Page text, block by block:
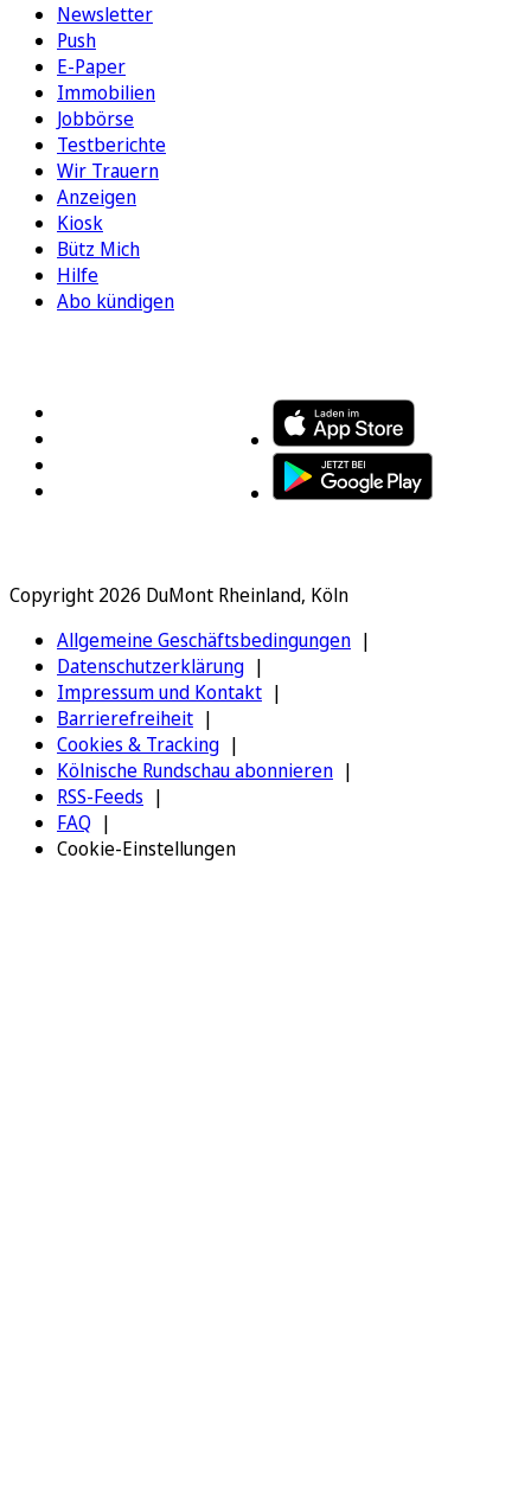
Newsletter
Push
E-Paper
Immobilien
Jobbörse
Testberichte
Wir Trauern
Anzeigen
Kiosk
Bütz Mich
Hilfe
Abo kündigen
Copyright 2026 DuMont Rheinland, Köln
Allgemeine Geschäftsbedingungen
Datenschutzerklärung
Impressum und Kontakt
Barrierefreiheit
Cookies & Tracking
Kölnische Rundschau abonnieren
RSS-Feeds
FAQ
Cookie-Einstellungen